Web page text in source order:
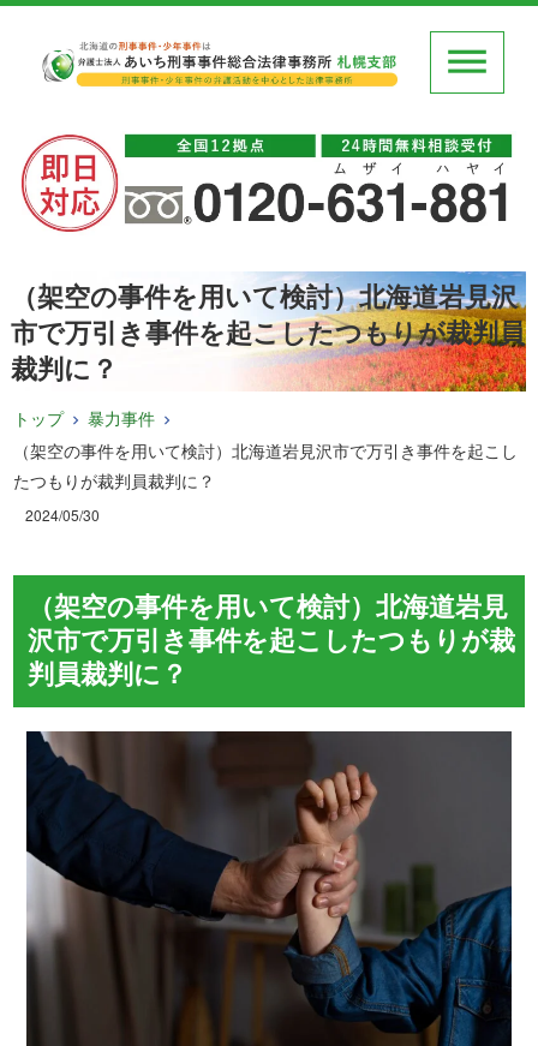
（架空の事件を用いて検討）北海道岩見沢
市で万引き事件を起こしたつもりが裁判員
裁判に？
トップ
暴力事件
（架空の事件を用いて検討）北海道岩見沢市で万引き事件を起こし
たつもりが裁判員裁判に？
2024/05/30
（架空の事件を用いて検討）北海道岩見
沢市で万引き事件を起こしたつもりが裁
判員裁判に？